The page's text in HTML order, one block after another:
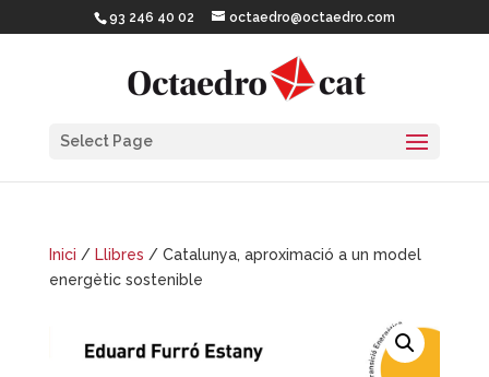
93 246 40 02 octaedro@octaedro.com
Select Page
Inici / Llibres / Catalunya, aproximació a un model
energètic sostenible